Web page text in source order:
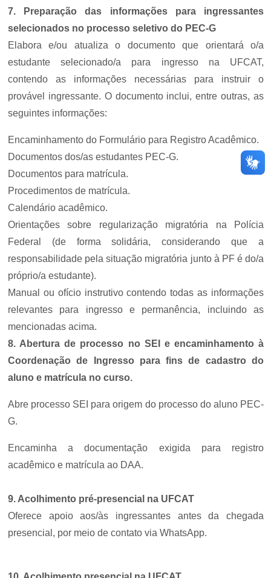
7. Preparação das informações para ingressantes
selecionados no processo seletivo do PEC-G
Elabora e/ou atualiza o documento que orientará o/a
estudante selecionado/a para ingresso na UFCAT,
contendo as informações necessárias para instruir o
provável ingressante. O documento inclui, entre outras, as
seguintes informações:
Encaminhamento do Formulário para Registro Acadêmico.
Documentos dos/as estudantes PEC-G.
Documentos para matrícula.
Procedimentos de matrícula.
Calendário acadêmico.
Orientações sobre regularização migratória na Polícia
Federal (de forma solidária, considerando que a
responsabilidade pela situação migratória junto à PF é do/a
próprio/a estudante).
Manual ou ofício instrutivo contendo todas as informações
relevantes para ingresso e permanência, incluindo as
mencionadas acima.
8. Abertura de processo no SEI e encaminhamento à
Coordenação de Ingresso para fins de cadastro do
aluno e matrícula no curso.
Abre processo SEI para origem do processo do aluno PEC-
G.
Encaminha a documentação exigida para registro
acadêmico e matrícula ao DAA.
9. Acolhimento pré-presencial na UFCAT
Oferece apoio aos/às ingressantes antes da chegada
presencial, por meio de contato via WhatsApp.